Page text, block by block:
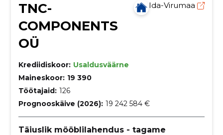
TNC-
COMPONENTS
OÜ
Ida-Virumaa
Krediidiskoor: Usaldusväärne
Maineskoor: 19 390
Töötajaid: 126
Prognooskäive (2026): 19 242 584 €
Täiuslik mööblilahendus - tagame